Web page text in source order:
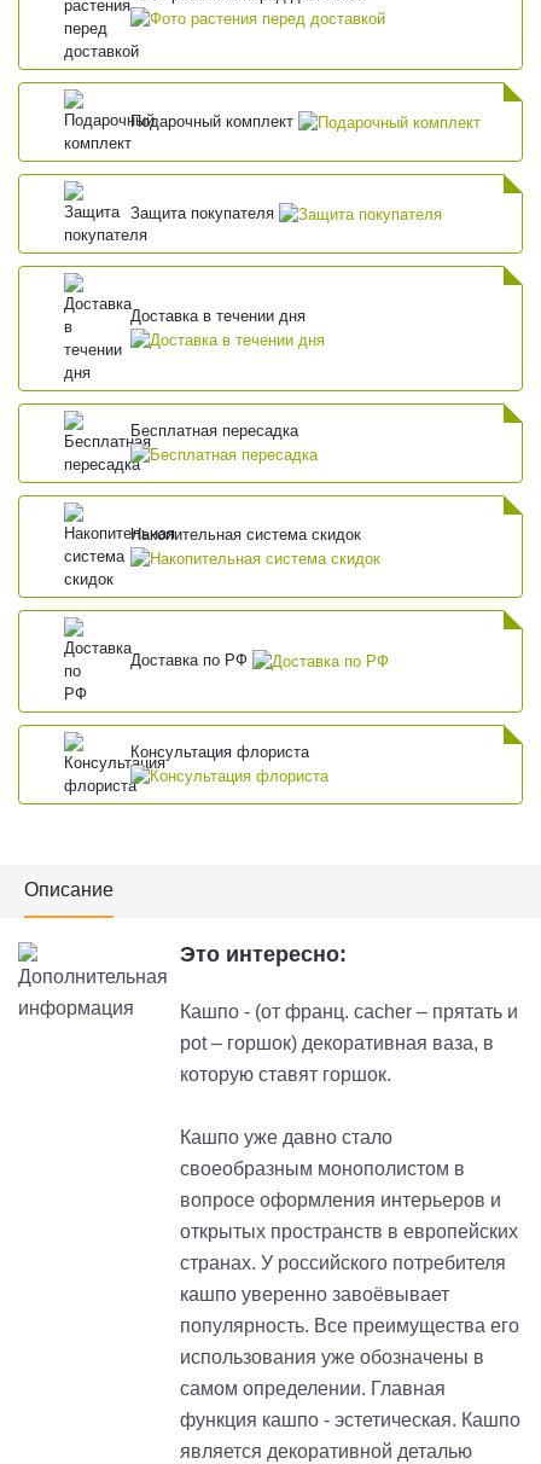
Подарочный комплект
Защита покупателя
Доставка в течении дня
Бесплатная пересадка
Накопительная система скидок
Доставка по РФ
Консультация флориста
Описание
Это интересно:
Кашпо - (от франц. cacher – прятать и
pot – горшок) декоративная ваза, в
которую ставят горшок.
Кашпо уже давно стало
своеобразным монополистом в
вопросе оформления интерьеров и
открытых пространств в европейских
странах. У российского потребителя
кашпо уверенно завоёвывает
популярность. Все преимущества его
использования уже обозначены в
самом определении. Главная
функция кашпо - эстетическая. Кашпо
является декоративной деталью